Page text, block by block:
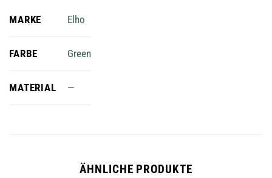
MARKE Elho
FARBE Green
MATERIAL —
ÄHNLICHE PRODUKTE